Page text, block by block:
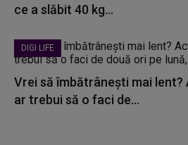
ce a slăbit 40 kg...
DIGI LIFE
Vrei să îmbătrânești mai
ar trebui să o faci de...